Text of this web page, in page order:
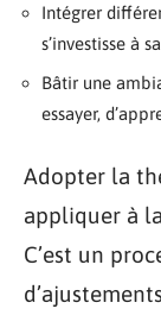
Intégrer
s’investisse à
Bâtir une
essayer,
Adopter la
appliquer à
C’est un